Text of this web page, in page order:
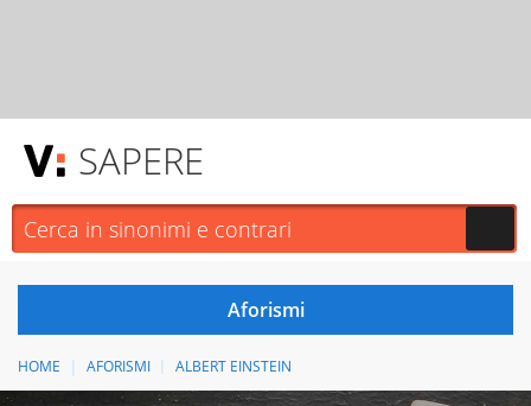
SAPERE
HOME AFORISMI ALBERT EINSTEIN